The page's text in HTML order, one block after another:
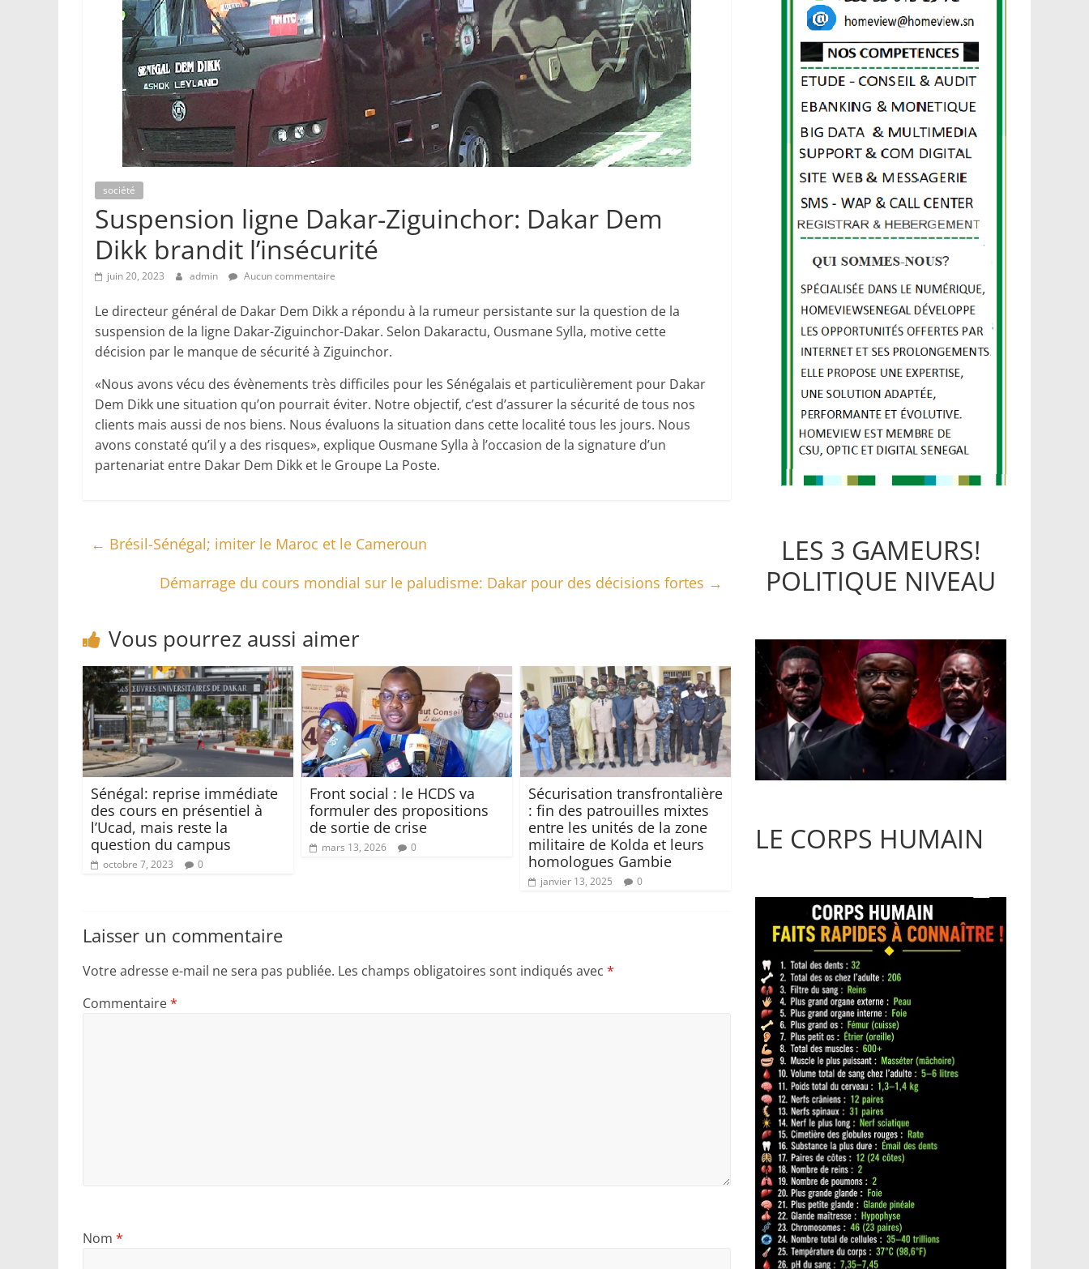
société
Suspension ligne Dakar-Ziguinchor: Dakar Dem
Dikk brandit l’insécurité
juin 20, 2023 admin Aucun commentaire
Le directeur général de Dakar Dem Dikk a répondu à la rumeur persistante sur la question de la
suspension de la ligne Dakar-Ziguinchor-Dakar. Selon Dakaractu, Ousmane Sylla, motive cette
décision par le manque de sécurité à Ziguinchor.
«Nous avons vécu des évènements très difficiles pour les Sénégalais et particulièrement pour Dakar
Dem Dikk une situation qu’on pourrait éviter. Notre objectif, c’est d’assurer la sécurité de tous nos
clients mais aussi de nos biens. Nous évaluons la situation dans cette localité tous les jours. Nous
avons constaté qu’il y a des risques», explique Ousmane Sylla à l’occasion de la signature d’un
partenariat entre Dakar Dem Dikk et le Groupe La Poste.
← Brésil-Sénégal; imiter le Maroc et le Cameroun
Démarrage du cours mondial sur le paludisme: Dakar pour des décisions fortes →
Vous pourrez aussi aimer
Sénégal: reprise immédiate
des cours en présentiel à
l’Ucad, mais reste la
question du campus
octobre 7, 2023 0
Front social : le HCDS va
formuler des propositions
de sortie de crise
mars 13, 2026 0
Sécurisation transfrontalière
: fin des patrouilles mixtes
entre les unités de la zone
militaire de Kolda et leurs
homologues Gambie
janvier 13, 2025 0
Laisser un commentaire
Votre adresse e-mail ne sera pas publiée. Les champs obligatoires sont indiqués avec *
Commentaire*
Nom *
LES 3 GAMEURS!
POLITIQUE NIVEAU
LE CORPS HUMAIN